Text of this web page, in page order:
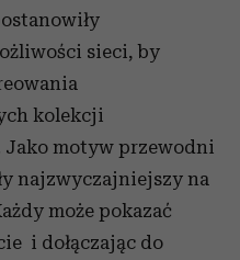
sieci, by
kolekcji
motyw przewodni
najzwyczajniejszy na
może pokazać
i dołączając do